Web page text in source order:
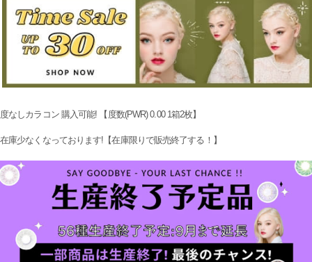
度なしカラコン 購入可能! 【度数(PWR) 0.00 1箱2枚】
在庫少なくなっております!【在庫限りで販売終了する！】